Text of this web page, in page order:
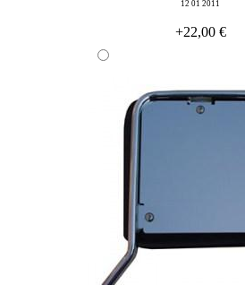
12 01 2011
+22,00 €